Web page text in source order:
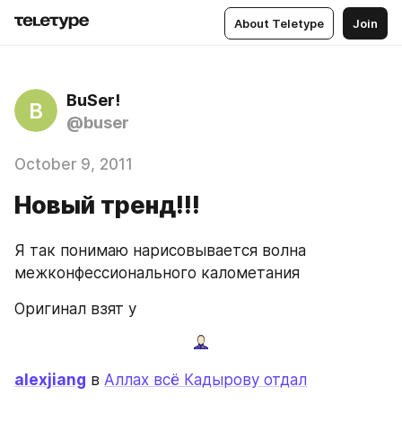
About Teletype Join
B
BuSer!
@buser
October 9, 2011
Новый тренд!!!
Я так понимаю нарисовывается волна
межконфессионального калометания
Оригинал взят у
alexjiang в Аллах всё Кадырову отдал